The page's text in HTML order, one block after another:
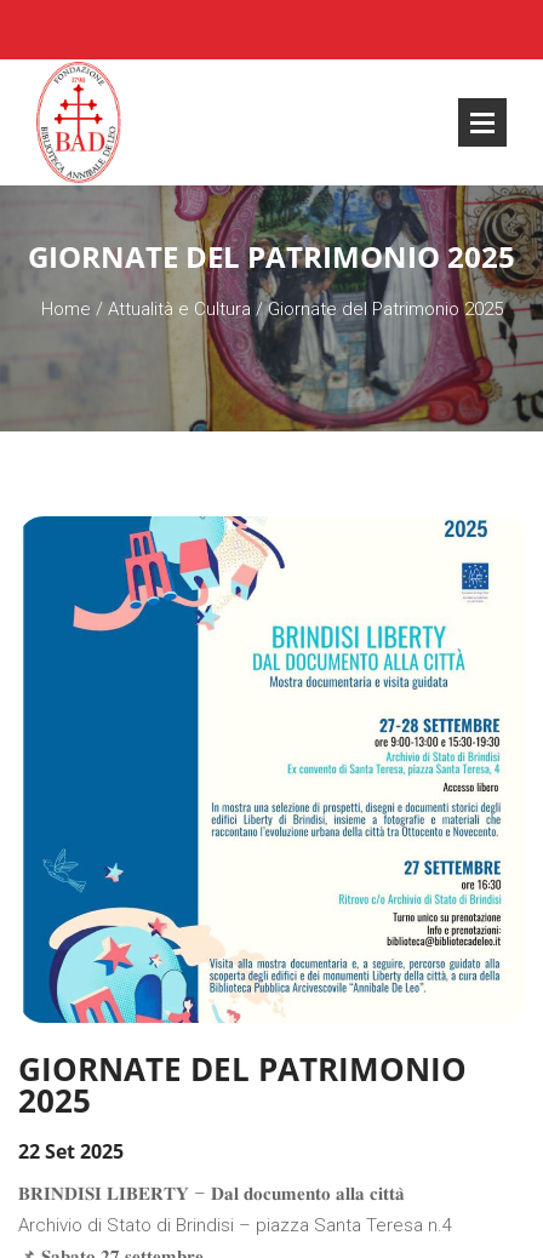
GIORNATE DEL PATRIMONIO 2025
Home / Attualità e Cultura/Giornate del Patrimonio 2025
GIORNATE DEL PATRIMONIO
2025
22 Set 2025
𝐁𝐑𝐈𝐍𝐃𝐈𝐒𝐈 𝐋𝐈𝐁𝐄𝐑𝐓𝐘 – 𝐃𝐚𝐥 𝐝𝐨𝐜𝐮𝐦𝐞𝐧𝐭𝐨 𝐚𝐥𝐥𝐚 𝐜𝐢𝐭𝐭𝐚̀
Archivio di Stato di Brindisi – piazza Santa Teresa n.4